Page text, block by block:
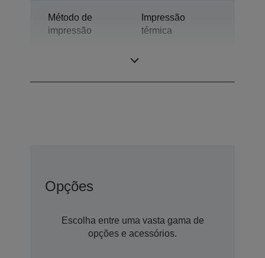
Método de
impressão
Impressão
térmica
Opções
Escolha entre uma vasta gama de
opções e acessórios.